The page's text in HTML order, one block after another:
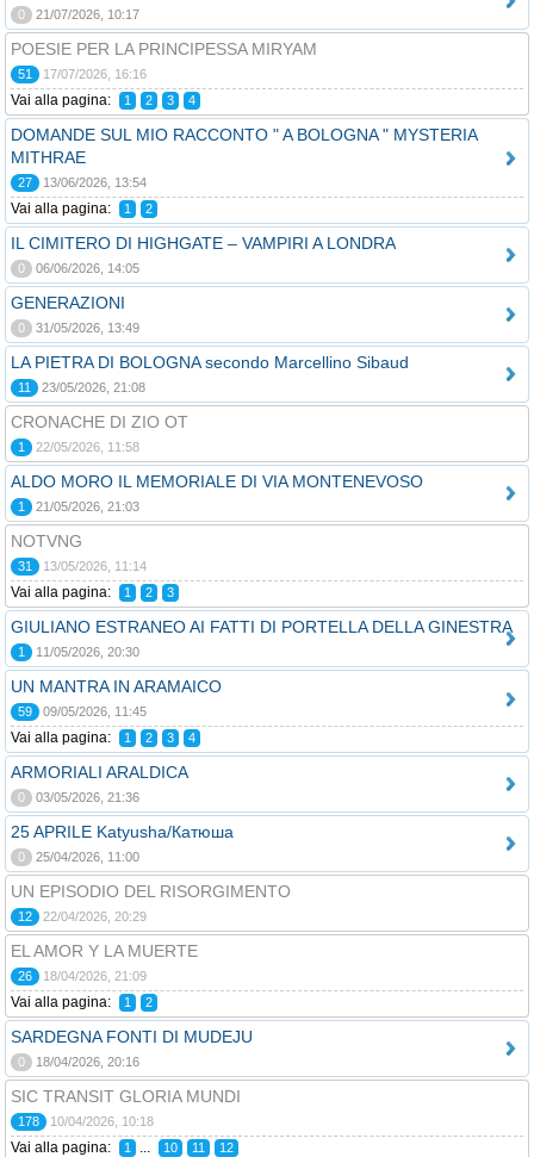
0 21/07/2026, 10:17
POESIE PER LA PRINCIPESSA MIRYAM
51 17/07/2026, 16:16
Vai alla pagina: 1 2 3 4
DOMANDE SUL MIO RACCONTO " A BOLOGNA " MYSTERIA
MITHRAE
27 13/06/2026, 13:54
Vai alla pagina: 1 2
IL CIMITERO DI HIGHGATE – VAMPIRI A LONDRA
0 06/06/2026, 14:05
GENERAZIONI
0 31/05/2026, 13:49
LA PIETRA DI BOLOGNA secondo Marcellino Sibaud
11 23/05/2026, 21:08
CRONACHE DI ZIO OT
1 22/05/2026, 11:58
ALDO MORO IL MEMORIALE DI VIA MONTENEVOSO
1 21/05/2026, 21:03
NOTVNG
31 13/05/2026, 11:14
Vai alla pagina: 1 2 3
GIULIANO ESTRANEO AI FATTI DI PORTELLA DELLA GINESTRA
1 11/05/2026, 20:30
UN MANTRA IN ARAMAICO
59 09/05/2026, 11:45
Vai alla pagina: 1 2 3 4
ARMORIALI ARALDICA
0 03/05/2026, 21:36
25 APRILE Katyusha/Катюша
0 25/04/2026, 11:00
UN EPISODIO DEL RISORGIMENTO
12 22/04/2026, 20:29
EL AMOR Y LA MUERTE
26 18/04/2026, 21:09
Vai alla pagina: 1 2
SARDEGNA FONTI DI MUDEJU
0 18/04/2026, 20:16
SIC TRANSIT GLORIA MUNDI
178 10/04/2026, 10:18
Vai alla pagina: 1 ... 10 11 12